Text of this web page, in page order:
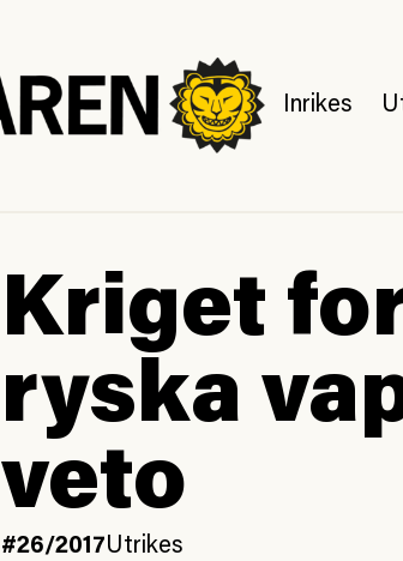
Inrikes
Kriget
ryska
veto
#26/2017Utrikes